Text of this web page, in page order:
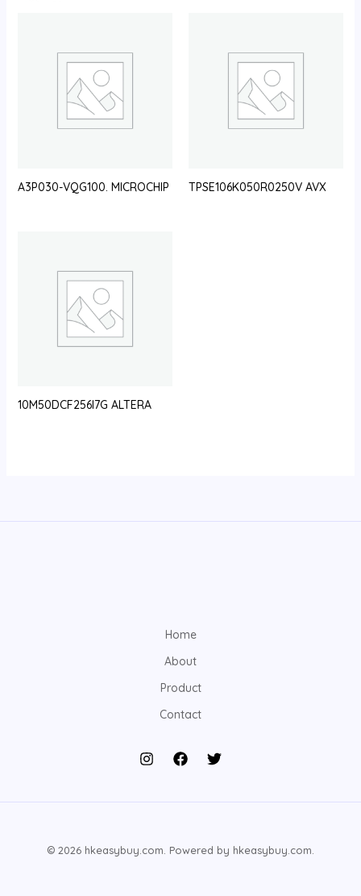
A3P030-VQG100. MICROCHIP TPSE106K050R0250V AVX
10M50DCF256I7G ALTERA
Home
About
Product
Contact
© 2026 hkeasybuy.com. Powered by hkeasybuy.com.